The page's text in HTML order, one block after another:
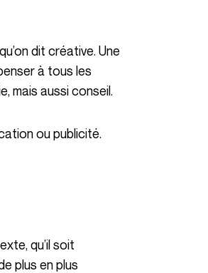
à tous les
mais aussi conseil.
ou publicité.
plus en plus